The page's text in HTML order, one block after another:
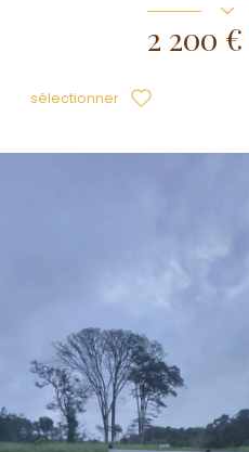
2 200 €
sélectionner